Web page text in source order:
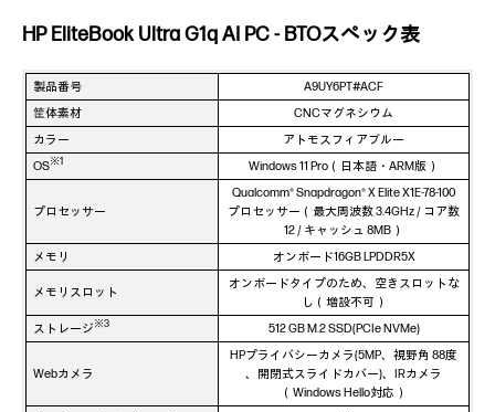
HP EliteBook Ultra G1q AI PC - BTOスペック表
製品番号
A9UY6PT#ACF
筐体素材
CNCマグネシウム
カラー
アトモスフィアブルー
OS※1 Windows 11 Pro（日本語・ARM版）
プロセッサー
Qualcomm® Snapdragon® X Elite X1E-78-100
プロセッサー（最大周波数 3.4GHz / コア数
12 / キャッシュ 8MB）
メモリ
オンボード16GB LPDDR5X
メモリスロット
オンボードタイプのため、空きスロットな
し（増設不可）
ストレージ※3 512 GB M.2 SSD(PCIe NVMe)
Webカメラ
HPプライバシーカメラ(5MP、視野角 88度
、開閉式スライドカバー)、IRカメラ
（Windows Hello対応）